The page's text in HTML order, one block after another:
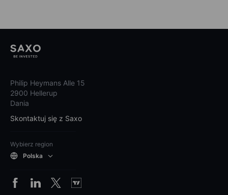
Philip Heymans Alle 15
2900 Hellerup
Dania
Skontaktuj się z Saxo
Wybierz region
Polska